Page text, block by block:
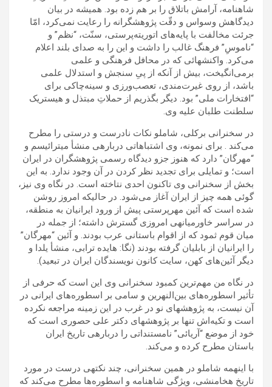
شاهنامه، آرامش باتلاق را بر هم زده بود. همیشه در بیان
دیدگاهش وسواس و دقّت پژوهشگرانه را رعایت نمی‌کرد، امّا
جرئت مخالفت با پایه‌های اتوریته‌پرستی، سنّت، “نظم” و
“ناموسِ” فرهنگ غالب را داشت و این را به صدای بلند اعلام
می‌کرد. واکنشهائی که در محافل فرهنگی و علمی
برمی‌انگیخت، بیش از آنکه از پیِ سنجش و استدلال علمی
باشد، از روی غیرت‌مندی، تعصب‌ورزی و سینه‌چاکی برای
“افتخارات ملی” بود. دیگر بگذریم از حملاتِ مبتذل و هیستریک
سلطنت طلبان علیه وی.
در سخنرانی برکلی، شاملو نکات نادرست و درستی را مطرح
می‌کند . برای نمونه، وی اشتباهاتی درباره‍ی منشأ میترائیسم و
“مهرگان” دارد که هنوز جزو دیدگاه رسمی پژوهشگران در ایران
است؛ و تمایلی برای تجدید نظر کردن در آن وجود ندارد. به این
بخش از سخنرانی وی تاکنون احدی نتاخته است. در نگاه وی نیز،
گوئی همه چیز از ایران آغاز می‌شود. در حالیکه امروز روشن
شده است که آئین مهرپرستی پیش از ورود ایرانیان به منطقه،
در سراسر خاورمیانه‍ی امروزی گسترش داشته؛ از جمله در
میان قوم ثمود که از اقوام باستانی عرب بودند. و آئین “مهرگان”
را ایرانیان از بابلیان گرفته بودند (نگا: هایده ترابی، منشأ یلدا و
دیگر آئین‌های کهن، سایت کانون نویسندگان ایران در تبعید).
در نگاه من مهم‌ترین کمبود سخنرانی وی این است که حرفی از
تأثیر اسطوره‌های بین‌النهرین و سامی بر اسطوره‌های ایرانی در
آن نیست، به پژوهشهای نو در غرب در این زمینه مراجعه نکرده
است و تکیه‌اش تنها بر پژوهشهای دکتر علی حصوری است که
خود از موضع “آریائی” نامستنداتی را درباره‍ی تاریخ ایران
باستان مطرح کرده و می‌کند.
با اینهمه شاملو در همین سخنرانی، چند نکته‍ی درست در مورد
تاریخ هخامنشی، ویژگی شاهنامه و اسطوره‌ها مطرح می‌کند که